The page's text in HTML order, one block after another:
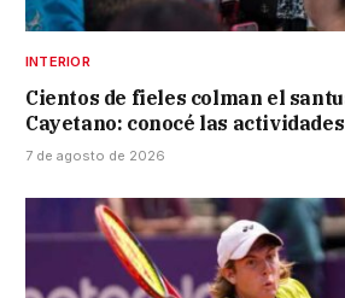
INTERIOR
Cientos de fieles colman el
Cayetano: conocé las
7 de agosto de 2026